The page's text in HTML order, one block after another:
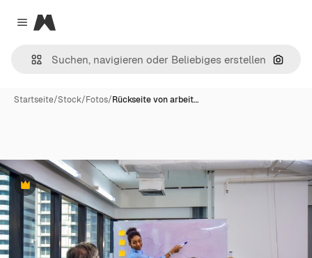
Close menu
Magnific
Nach
Startseite/Stock/Fotos/Rückseite von arbeit…
Premium